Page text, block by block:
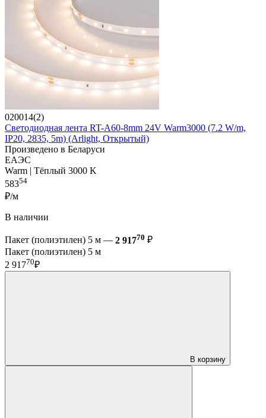
020014(2)
Светодиодная лента RT-A60-8mm 24V Warm3000 (7.2 W/m,
IP20, 2835, 5m) (Arlight, Открытый)
Произведено в Беларуси
ЕАЭС
Warm | Тёплый 3000 K
58354
₽/м
В наличии
Пакет (полиэтилен) 5 м — 2 91770 ₽
Пакет (полиэтилен) 5 м
2 91770₽
В корзину